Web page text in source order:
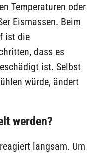
Temperaturen oder
Eismassen. Beim
ist die
dass es
ist. Selbst
würde, ändert
werden?
langsam. Um